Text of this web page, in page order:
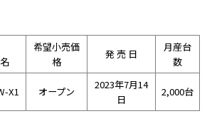
名
希望小売価
格
発 売 日
月産台
数
X1 オープン
2023年7月14
日
2,000台